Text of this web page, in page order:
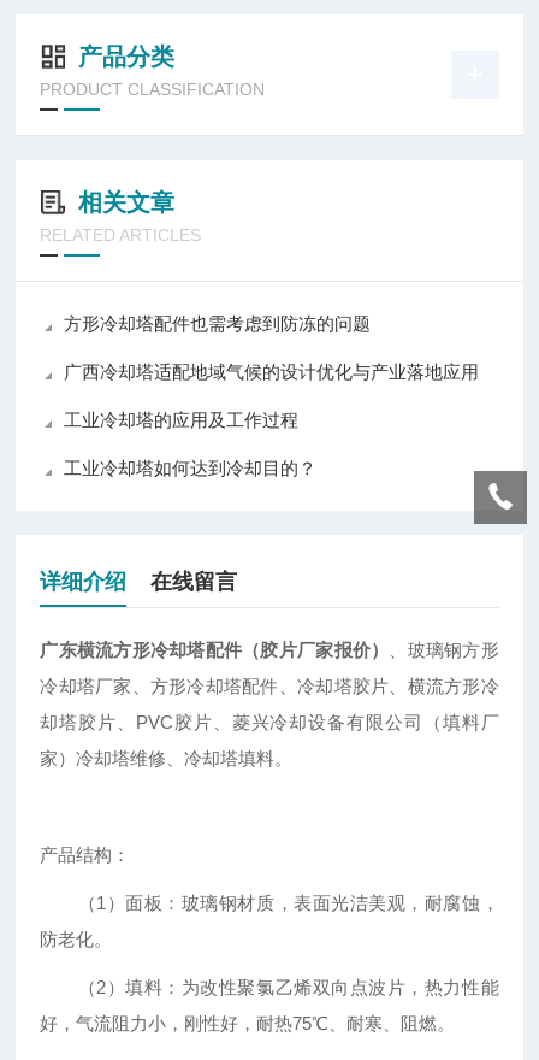
产品分类
PRODUCT CLASSIFICATION
相关文章
RELATED ARTICLES
方形冷却塔配件也需考虑到防冻的问题
广西冷却塔适配地域气候的设计优化与产业落地应用
工业冷却塔的应用及工作过程
工业冷却塔如何达到冷却目的？
详细介绍 在线留言
广东横流方形冷却塔配件（胶片厂家报价）
、玻璃钢方形
冷却塔厂家、方形冷却塔配件、冷却塔胶片、横流方形冷
却塔胶片、PVC胶片、菱兴冷却设备有限公司（填料厂
家）冷却塔维修、冷却塔填料。
产品结构：
（1）面板：玻璃钢材质，表面光洁美观，耐腐蚀，
防老化。
（2）填料：为改性聚氯乙烯双向点波片，热力性能
好，气流阻力小，刚性好，耐热75℃、耐寒、阻燃。